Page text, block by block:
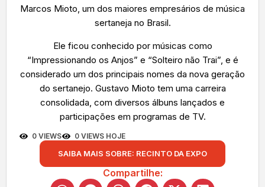
Marcos Mioto, um dos maiores empresários de música
sertaneja no Brasil.
Ele ficou conhecido por músicas como
“Impressionando os Anjos” e “Solteiro não Trai”, e é
considerado um dos principais nomes da nova geração
do sertanejo. Gustavo Mioto tem uma carreira
consolidada, com diversos álbuns lançados e
participações em programas de TV.
0 VIEWS 0 VIEWS HOJE
SAIBA MAIS SOBRE: RECINTO DA EXPO
Compartilhe: